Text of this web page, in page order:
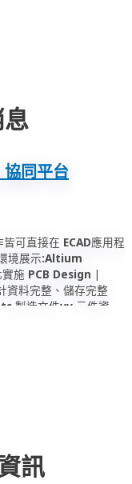
協同平台
可直接在 ECAD應用程
境展示:Altium
實施 PCB Design |
料完整、儲存完整
造文件vv 元件資料
料庫 (Altium
件庫） PcbLib …
訊